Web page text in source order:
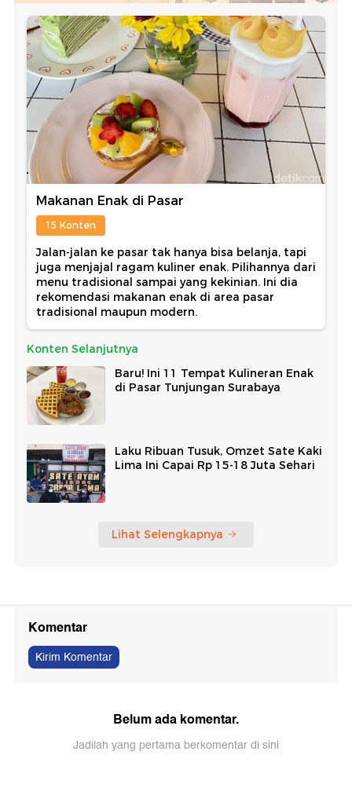
Makanan Enak di Pasar
15 Konten
Jalan-jalan ke pasar tak hanya bisa belanja, tapi
juga menjajal ragam kuliner enak. Pilihannya dari
menu tradisional sampai yang kekinian. Ini dia
rekomendasi makanan enak di area pasar
tradisional maupun modern.
Konten Selanjutnya
Baru! Ini 11 Tempat Kulineran Enak
di Pasar Tunjungan Surabaya
Laku Ribuan Tusuk, Omzet Sate Kaki
Lima Ini Capai Rp 15-18 Juta Sehari
Lihat Selengkapnya
Komentar
Kirim Komentar
Belum ada komentar.
Jadilah yang pertama berkomentar di sini